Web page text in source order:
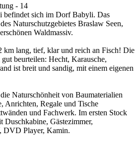
- 14
befindet sich im Dorf Babyli. Das
Naturschutzgebietes Braslaw Seen,
Waldmassiv.
km lang, tief, klar und reich an Fisch! Die
beurteilen: Hecht, Karausche,
ist breit und sandig, mit einem eigenen
Naturschönheit von Baumaterialien
Anrichten, Regale und Tische
und Fachwerk. Im ersten Stock
Duschkabine, Gästezimmer,
DVD Player, Kamin.